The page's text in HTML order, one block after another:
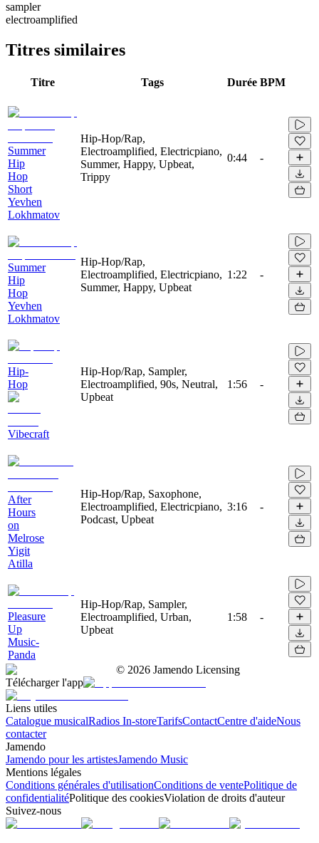
sampler
electroamplified
Titres similaires
Titre Tags Durée BPM
Summer
Hip
Hop
Short
Yevhen
Lokhmatov
Hip-Hop/Rap,
Electroamplified, Electricpiano,
Summer, Happy, Upbeat,
Trippy
0:44 -
Summer
Hip
Hop
Yevhen
Lokhmatov
Hip-Hop/Rap,
Electroamplified, Electricpiano,
Summer, Happy, Upbeat
1:22 -
Hip-
Hop
Vibecraft
Hip-Hop/Rap, Sampler,
Electroamplified, 90s, Neutral,
Upbeat
1:56 -
After
Hours
on
Melrose
Yigit
Atilla
Hip-Hop/Rap, Saxophone,
Electroamplified, Electricpiano,
Podcast, Upbeat
3:16 -
Pleasure
Up
Music-
Panda
Hip-Hop/Rap, Sampler,
Electroamplified, Urban,
Upbeat
1:58 -
© 2026 Jamendo Licensing
Télécharger l'app
Liens utiles
Catalogue musicalRadios In-storeTarifsContactCentre d'aideNous
contacter
Jamendo
Jamendo pour les artistesJamendo Music
Mentions légales
Conditions générales d'utilisationConditions de ventePolitique de
confidentialitéPolitique des cookiesViolation de droits d'auteur
Suivez-nous